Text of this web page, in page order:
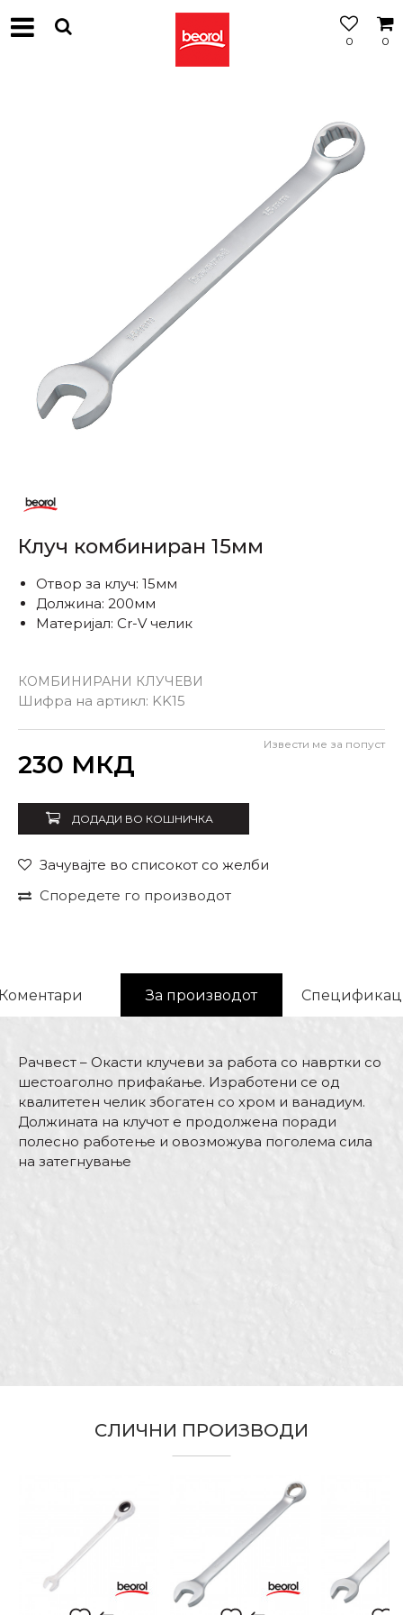
0
0
Клуч комбиниран 15мм
КОМБИНИРАНИ КЛУЧЕВИ
Шифра на артикл: KK15
Отвор за клуч: 15мм
Должина: 200мм
Материјал: Cr-V челик
230 МКД
Извести ме за попуст
ДОДАДИ ВО КОШНИЧКА
Зачувајте во списокот со желби
Споредете го производот
За производот
Рачвест – Окасти клучеви за работа со навртки со
шестоаголно прифаќање. Изработени се од
квалитетен челик збогатен со хром и ванадиум.
Должината на клучот е продолжена поради
полесно работење и овозможува поголема сила
на затегнување
СЛИЧНИ ПРОИЗВОДИ